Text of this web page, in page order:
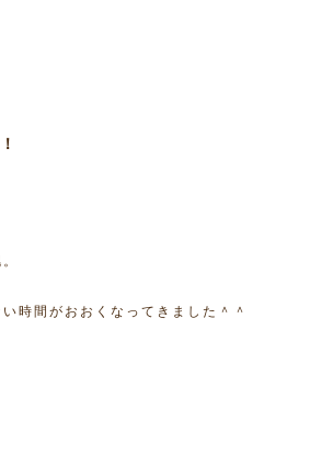
時間がおおくなってきました＾＾